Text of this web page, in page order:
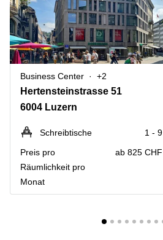
Business Center +2
Hertensteinstrasse 51
6004 Luzern
Schreibtische
1 - 9
Preis pro
Räumlichkeit pro
Monat
ab 825 CHF